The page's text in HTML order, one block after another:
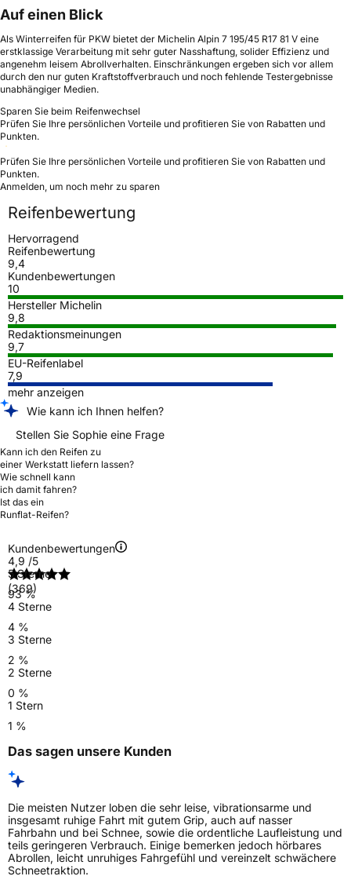
Auf einen Blick
Als Winterreifen für PKW bietet der Michelin Alpin 7 195/45 R17 81 V eine
erstklassige Verarbeitung mit sehr guter Nasshaftung, solider Effizienz und
angenehm leisem Abrollverhalten. Einschränkungen ergeben sich vor allem
durch den nur guten Kraftstoffverbrauch und noch fehlende Testergebnisse
unabhängiger Medien.
Sparen Sie beim Reifenwechsel
Prüfen Sie Ihre persönlichen Vorteile und profitieren Sie von Rabatten und
Punkten.
Prüfen Sie Ihre persönlichen Vorteile und profitieren Sie von Rabatten und
Punkten.
Anmelden, um noch mehr zu sparen
Reifenbewertung
Hervorragend
Reifenbewertung
9,4
Kundenbewertungen
10
Hersteller Michelin
9,8
Redaktionsmeinungen
9,7
EU-Reifenlabel
7,9
mehr anzeigen
Wie kann ich Ihnen helfen?
Stellen Sie Sophie eine Frage
Kann ich den Reifen zu
einer Werkstatt liefern lassen?
Wie schnell kann
ich damit fahren?
Ist das ein
Runflat-Reifen?
Kundenbewertungen
4,9 /5
(369)
5 Sterne
93 %
4 Sterne
4 %
3 Sterne
2 %
2 Sterne
0 %
1 Stern
1 %
Das sagen unsere Kunden
Die meisten Nutzer loben die sehr leise, vibrationsarme und
insgesamt ruhige Fahrt mit gutem Grip, auch auf nasser
Fahrbahn und bei Schnee, sowie die ordentliche Laufleistung und
teils geringeren Verbrauch. Einige bemerken jedoch hörbares
Abrollen, leicht unruhiges Fahrgefühl und vereinzelt schwächere
Schneetraktion.